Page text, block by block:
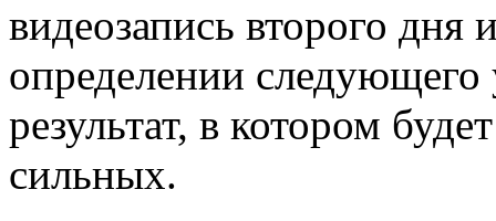
видеозапись второго дня
определении
результат, в котором
сильных.